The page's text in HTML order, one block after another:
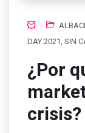
DAY 2021, SIN
¿Por
crisis?